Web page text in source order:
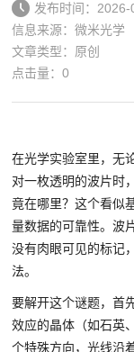
发布时间：
信息来源：微米光学
文章类型：原创
点击量：0
在光学实验室里，无
对一枚透明的波片时
竟在哪里？这个看似
量数据的可靠性。波
没有肉眼可见的标记
法。
要解开这个谜题，首
效应的晶体（如石英
个特殊方向，光线沿